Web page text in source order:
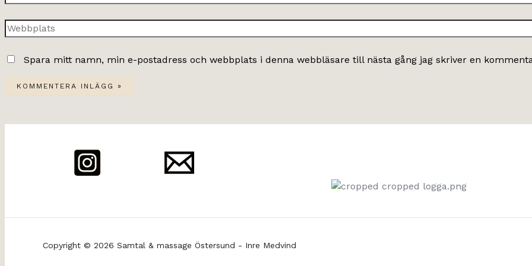
post*
Webbplats
Spara mitt namn, min e-postadress och webbplats i denna webbläsare till nästa gång jag skriver en
Copyright © 2026 Samtal & massage Östersund - Inre Medvind